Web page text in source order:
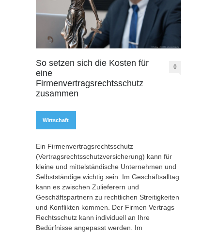
So setzen sich die Kosten für
eine
Firmenvertragsrechtsschutz
zusammen
0
Wirtschaft
Ein Firmenvertragsrechtsschutz
(Vertragsrechtsschutzversicherung) kann für
kleine und mittelständische Unternehmen und
Selbstständige wichtig sein. Im Geschäftsalltag
kann es zwischen Zulieferern und
Geschäftspartnern zu rechtlichen Streitigkeiten
und Konflikten kommen. Der Firmen Vertrags
Rechtsschutz kann individuell an Ihre
Bedürfnisse angepasst werden. Im